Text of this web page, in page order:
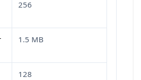
256
1.5 MB
128